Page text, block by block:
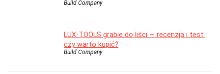
Build Company
LUX-TOOLS grabie do liści — recenzja i test:
czy warto kupić?
Build Company